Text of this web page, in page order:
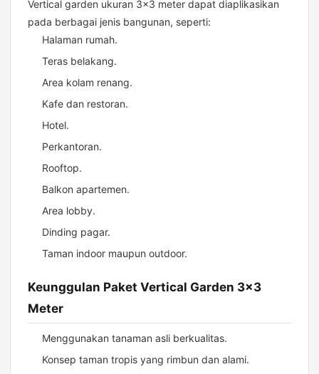
Vertical garden ukuran 3×3 meter dapat diaplikasikan
pada berbagai jenis bangunan, seperti:
Halaman rumah.
Teras belakang.
Area kolam renang.
Kafe dan restoran.
Hotel.
Perkantoran.
Rooftop.
Balkon apartemen.
Area lobby.
Dinding pagar.
Taman indoor maupun outdoor.
Keunggulan Paket Vertical Garden 3×3
Meter
Menggunakan tanaman asli berkualitas.
Konsep taman tropis yang rimbun dan alami.